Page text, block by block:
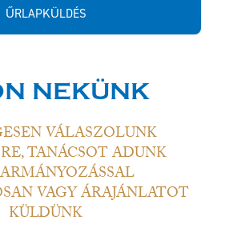
NEKÜNK
VÁLASZOLUNK
TANÁCSOT ADUNK
VAGY ÁRAJÁNLATOT
KÜLDÜNK